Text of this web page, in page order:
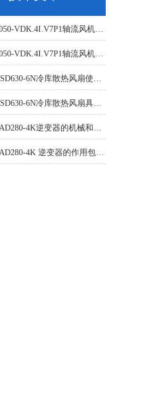
FN050-VDK.4I.V7P1轴流风机：精密温控背后的空气动力学杰作
FN050-VDK.4I.V7P1轴流风机：工业散热系统的静音革新者
AKSD630-6N冷库散热风扇使用效果怎样?
AKSD630-6N冷库散热风扇具体应用原理和优势如下
ERAD280-4K逆变器的机械和电气安装规程
ERAD280-4K 逆变器的作用包括哪些？